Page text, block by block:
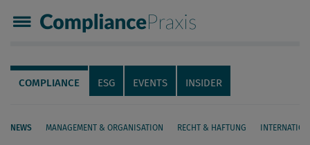
Compliance Praxis
Servicenavigation
Navigation
COMPLIANCE ESG EVENTS INSIDER
NEWS MANAGEMENT & ORGANISATION RECHT & HAFTUNG